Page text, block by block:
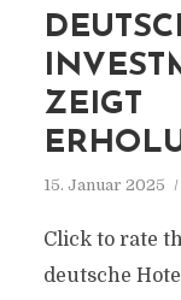
ZEIGT
15. Januar 2025
Click to rate
deutsche